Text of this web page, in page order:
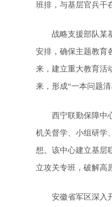
班排，与基层官兵干
战略支援部队某基
安排，确保主题教育
来，建立重大教育活
来，形成“一本问题清
西宁联勤保障中心
机关督学、小组研学
想。该中心建立基层
立攻关专班，破解高
安徽省军区深入开